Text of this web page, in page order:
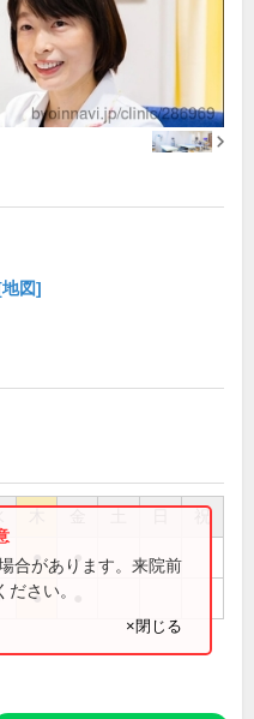
図]
祝
● ●
●
合があります。来院前
さい。
×閉じる